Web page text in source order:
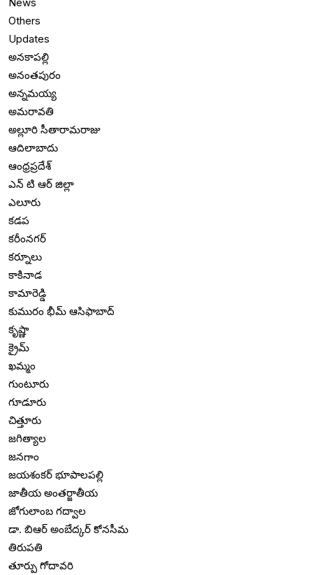
Others
Updates
అనకాపల్లి
అనంతపురం
అన్నమయ్య
అమరావతి
అల్లూరి సీతారామరాజు
ఆదిలాబాదు
ఆంధ్రప్రదేశ్
ఎన్ టి ఆర్ జిల్లా
ఎలూరు
కడప
కరీంనగర్
కర్నూలు
కాకినాడ
కామారెడ్డి
కుమురం భీమ్ ఆసిఫాబాద్
కృష్ణా
క్రైమ్
ఖమ్మం
గుంటూరు
గూడూరు
చిత్తూరు
జగిత్యాల
జనగాం
జయశంకర్ భూపాలపల్లి
జాతీయ అంతర్జాతీయ
జోగులాంబ గద్వాల
డా. బిఆర్ అంబేద్కర్ కోనసీమ
తిరుపతి
తూర్పు గోదావరి